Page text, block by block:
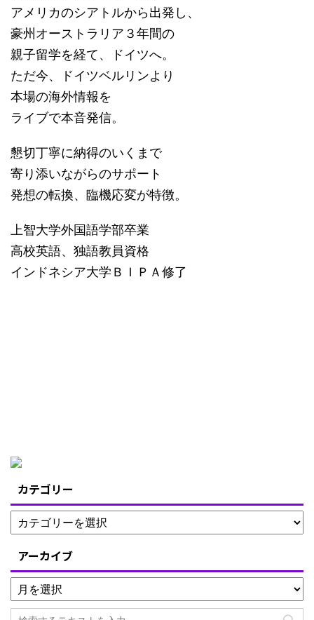
アメリカのシアトルから出発し、
豪州オーストラリア３年間の
親子留学を経て、ドイツへ。
ただ今、ドイツベルリンより
本場の海外情報を
ライブで本音発信。
懇切丁寧に納得のいくまで
寄り添いながらのサポート
発想の転換、臨機応変が特徴。
上智大学外国語学部卒業
高校英語、独語教員資格
インドネシア大学ＢＩＰＡ修了
カテゴリー
アーカイブ